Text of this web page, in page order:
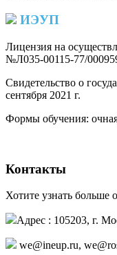
ИЭУП
Лицензия на
№Л035-00115-77/
Свидетельство о
сентября 2021 г.
Формы обучения:
Контакты
Хотите узнать больше
Адрес : 105203, г.
,